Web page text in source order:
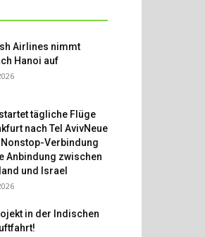
Airlines nimmt
Hanoi auf
tägliche Flüge
nach Tel AvivNeue
Verbindung
Anbindung zwischen
und Israel
in der Indischen